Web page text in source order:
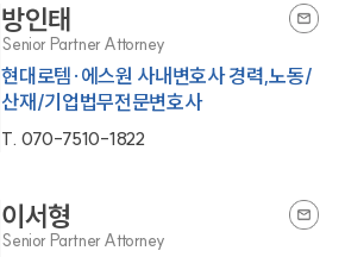
방인태
Senior Partner Attorney
현대로템·에스원 사내변호사 경력,노동/
산재/기업법무전문변호사
T. 070-7510-1822
이서형
Senior Partner Attorney